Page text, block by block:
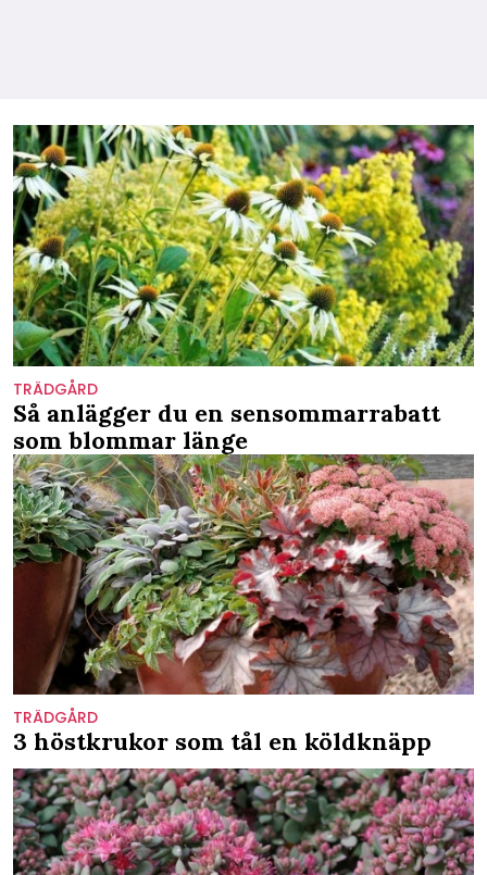
TRÄDGÅRD
Så anlägger du en sensommarrabatt
som blommar länge
TRÄDGÅRD
3 höstkrukor som tål en köldknäpp